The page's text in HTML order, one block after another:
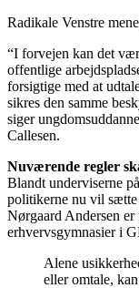
Radikale Venstre
“I forvejen kan det
offentlige
forsigtige med at
sikres den samme
siger
Callesen.
Nuværende regler
Blandt underviserne
politikerne nu vil
Nørgaard Andersen
erhvervsgymnasier i
Alene
eller omtale,